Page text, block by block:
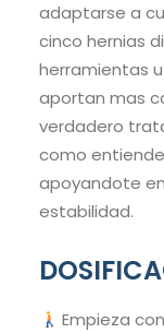
adaptarse a
cinco hernias
herramientas
aportan mas
verdadero
como
apoyandote
estabilidad.
Empieza